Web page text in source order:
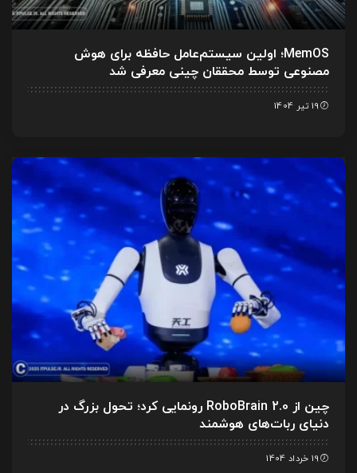
MemOS؛ اولین سیستم‌عامل حافظه برای هوش
مصنوعی توسط محققان چینی معرفی شد
19 تیر 1404
چین از RoboBrain 2.0 رونمایی کرد؛ تحول بزرگ در
دنیای ربات‌های هوشمند
19 خرداد 1404